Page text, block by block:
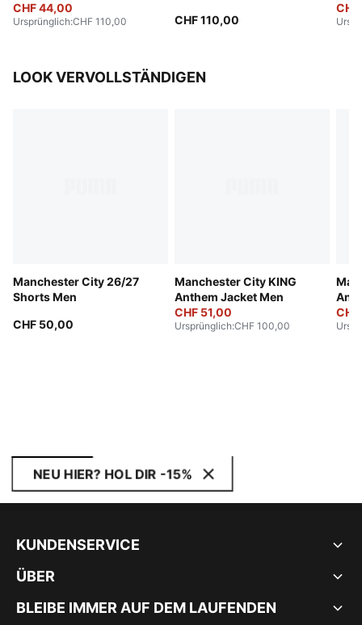
CHF 44,00
Ursprünglich:CHF 110,00
CHF 110,00
LOOK VERVOLLSTÄNDIGEN
Manchester City 26/27
Shorts Men
CHF 50,00
Manchester City KING
Anthem Jacket Men
CHF 51,00
Ursprünglich:CHF 100,00
NEU HIER? HOL DIR -15%
KUNDENSERVICE
ÜBER
BLEIBE IMMER AUF DEM LAUFENDEN